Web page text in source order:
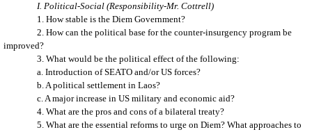
I. Political-Social (Responsibility-Mr. Cottrell)
1. How stable is the Diem Government?
2. How can the political base for the counter-insurgency program be
improved?
3. What would be the political effect of the following:
a. Introduction of SEATO and/or US forces?
b. A political settlement in Laos?
c. A major increase in US military and economic aid?
4. What are the pros and cons of a bilateral treaty?
5. What are the essential reforms to urge on Diem? What approaches to